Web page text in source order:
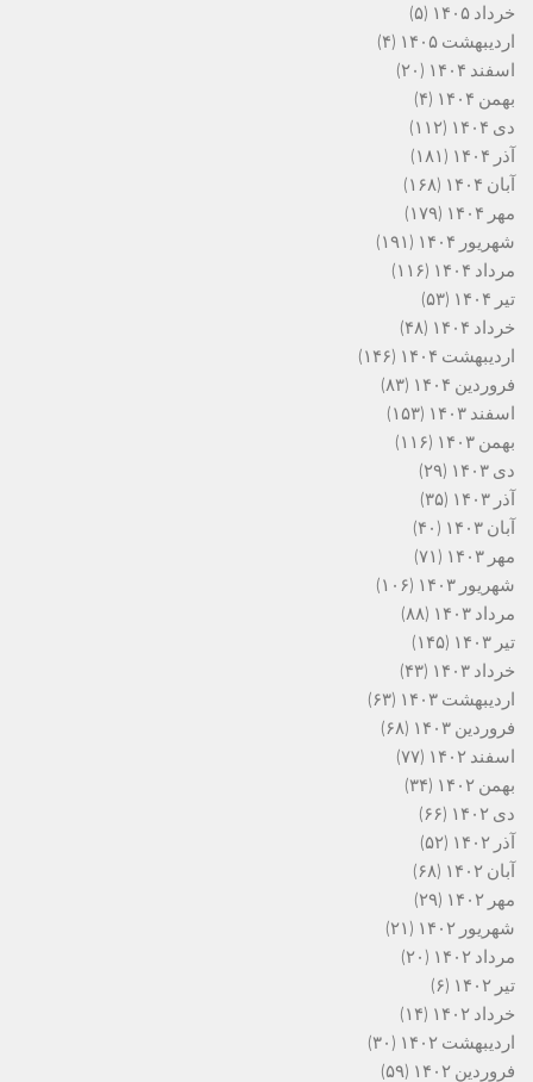
خرداد ۱۴۰۵
(۵)
اردیبهشت ۱۴۰۵
(۴)
اسفند ۱۴۰۴
(۲۰)
بهمن ۱۴۰۴
(۴)
دی ۱۴۰۴
(۱۱۲)
آذر ۱۴۰۴
(۱۸۱)
آبان ۱۴۰۴
(۱۶۸)
مهر ۱۴۰۴
(۱۷۹)
شهریور ۱۴۰۴
(۱۹۱)
مرداد ۱۴۰۴
(۱۱۶)
تیر ۱۴۰۴
(۵۳)
خرداد ۱۴۰۴
(۴۸)
اردیبهشت ۱۴۰۴
(۱۴۶)
فروردین ۱۴۰۴
(۸۳)
اسفند ۱۴۰۳
(۱۵۳)
بهمن ۱۴۰۳
(۱۱۶)
دی ۱۴۰۳
(۲۹)
آذر ۱۴۰۳
(۳۵)
آبان ۱۴۰۳
(۴۰)
مهر ۱۴۰۳
(۷۱)
شهریور ۱۴۰۳
(۱۰۶)
مرداد ۱۴۰۳
(۸۸)
تیر ۱۴۰۳
(۱۴۵)
خرداد ۱۴۰۳
(۴۳)
اردیبهشت ۱۴۰۳
(۶۳)
فروردین ۱۴۰۳
(۶۸)
اسفند ۱۴۰۲
(۷۷)
بهمن ۱۴۰۲
(۳۴)
دی ۱۴۰۲
(۶۶)
آذر ۱۴۰۲
(۵۲)
آبان ۱۴۰۲
(۶۸)
مهر ۱۴۰۲
(۲۹)
شهریور ۱۴۰۲
(۲۱)
مرداد ۱۴۰۲
(۲۰)
تیر ۱۴۰۲
(۶)
خرداد ۱۴۰۲
(۱۴)
اردیبهشت ۱۴۰۲
(۳۰)
فروردین ۱۴۰۲
(۵۹)